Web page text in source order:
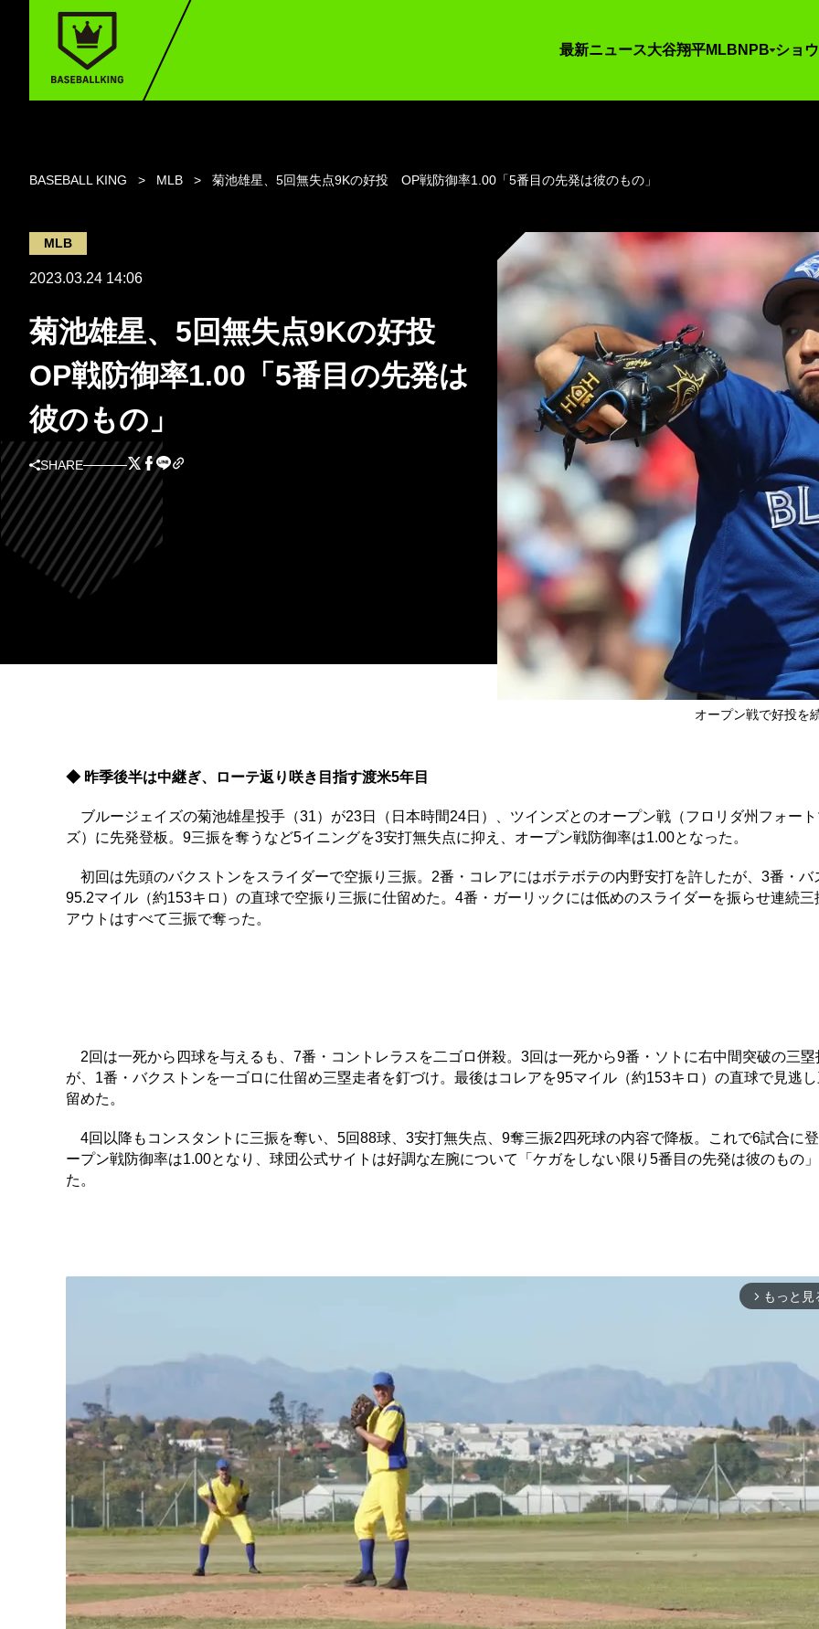
最新ニュース大谷翔平MLB NPB ショ
BASEBALL KING MLB 菊池雄星、5回無失点9Kの好投 OP戦防御率1.00「5番目の先発は彼のもの」
MLB
2023.03.24 14:06
菊池雄星、5回無失点9Kの好投
OP戦防御率1.00「5番目の先発は
彼のもの」
SHARE
オープン戦で好投を
◆ 昨季後半は中継ぎ、ローテ返り咲き目指す渡米5年目
ブルージェイズの菊池雄星投手（31）が23日（日本時間24日）、ツインズとのオープン戦（フロリダ州フォー
ズ）に先発登板。9三振を奪うなど5イニングを3安打無失点に抑え、オープン戦防御率は1.00となった。
初回は先頭のバクストンをスライダーで空振り三振。2番・コレアにはボテボテの内野安打を許したが、3番・バ
95.2マイル（約153キロ）の直球で空振り三振に仕留めた。4番・ガーリックには低めのスライダーを振らせ連続三
アウトはすべて三振で奪った。
2回は一死から四球を与えるも、7番・コントレラスを二ゴロ併殺。3回は一死から9番・ソトに右中間突破の三塁
が、1番・バクストンを一ゴロに仕留め三塁走者を釘づけ。最後はコレアを95マイル（約153キロ）の直球で見逃
留めた。
4回以降もコンスタントに三振を奪い、5回88球、3安打無失点、9奪三振2四死球の内容で降板。これで6試合に
ープン戦防御率は1.00となり、球団公式サイトは好調な左腕について「ケガをしない限り5番目の先発は彼のもの
た。
arrow_forward_ios もっと見